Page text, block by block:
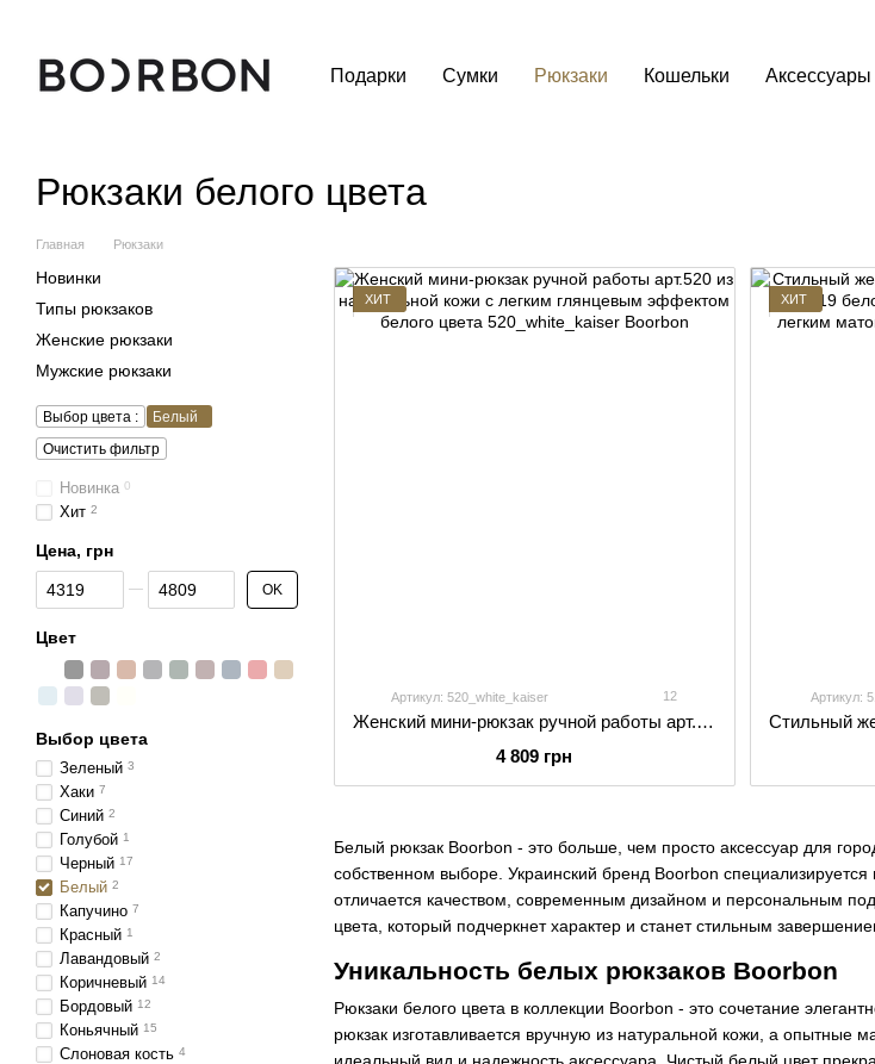
Подарки Сумки Рюкзаки Кошельки Аксессуары
Рюкзаки белого цвета
Главная Рюкзаки
Белый рюкзак Boorbon - это больше, чем просто аксессуар для
собственном выборе. Украинский бренд Boorbon
отличается качеством, современным дизайном и персональным
цвета, который подчеркнет характер и станет стильным
Уникальность белых рюкзаков Boorbon
Рюкзаки белого цвета в коллекции Boorbon - это сочетание
рюкзак изготавливается вручную из натуральной кожи, а
идеальный вид и надежность аксессуара. Чистый белый цвет
ХИТ
Артикул: 520_white_kaiser 12
Женский мини-рюкзак ручной работы арт.520 из натуральной кожи с легким глянцевым эффектом белого цвета
4 809 грн
ХИТ
Артикул:
Новинки
Типы рюкзаков
Женские рюкзаки
Мужские рюкзаки
Выбор цвета :
Белый
Очистить фильтр
Новинка 0
Хит 2
Цена, грн
От Цена, грн
До Цена, грн OK
Цвет
Выбор цвета
Зеленый 3
Хаки 7
Синий 2
Голубой 1
Черный 17
Белый 2
Капучино 7
Красный 1
Лавандовый 2
Коричневый 14
Бордовый 12
Коньячный 15
Слоновая кость 4